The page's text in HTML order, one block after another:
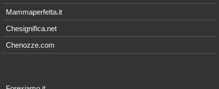
Mammaperfetta.it
Chesignifica.net
Chenozze.com